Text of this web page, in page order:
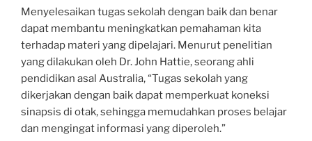
Menyelesaikan tugas sekolah dengan baik dan benar
dapat membantu meningkatkan pemahaman kita
terhadap materi yang dipelajari. Menurut penelitian
yang dilakukan oleh Dr. John Hattie, seorang ahli
pendidikan asal Australia, “Tugas sekolah yang
dikerjakan dengan baik dapat memperkuat koneksi
sinapsis di otak, sehingga memudahkan proses belajar
dan mengingat informasi yang diperoleh.”